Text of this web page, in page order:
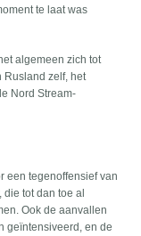
te laat was
algemeen zich tot
Rusland zelf, het
Nord Stream-
een tegenoffensief van
die tot dan toe al
Ook de aanvallen
geïntensiveerd, en de